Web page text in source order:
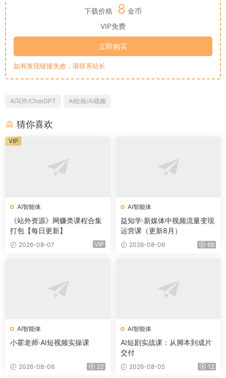
下载价格 8 金币
VIP免费
立即购买
如有发现链接失效，请联系站长
Ai写作/ChatGPT AI绘画/AI视频
猜你喜欢
AI智能体
《站外资源》网赚类课程合集
打包【每日更新】
2026-08-07 VIP
VIP
AI智能体
益知学·新媒体中视频流量变现
运营课（更新8月）
2026-08-06 68
AI智能体
小霍老师·AI短视频实操课
2026-08-06 22
AI智能体
AI短剧实战课：从脚本到成片
交付
2026-08-05 12